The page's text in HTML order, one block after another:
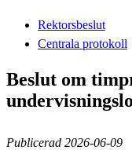
Rektorsbeslut
Centrala protokoll
Beslut om
Publicerad 2026-06-09